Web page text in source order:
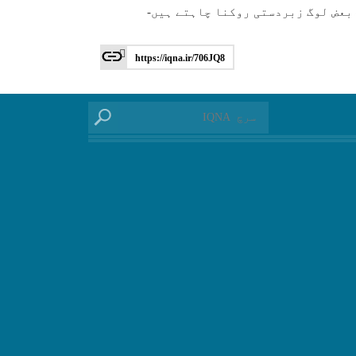
لوگ زبردستی روكنا چاہتے ہیں-
https://iqna.ir/706JQ8